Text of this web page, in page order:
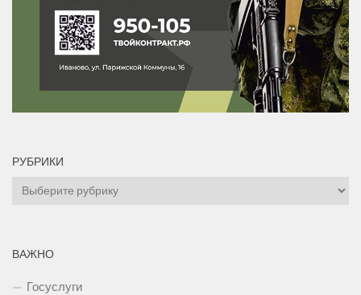
РУБРИКИ
Рубрики
ВАЖНО
Госуслуги